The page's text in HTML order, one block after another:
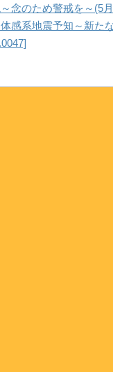
念のため警戒を～(5
感系地震予知～新た